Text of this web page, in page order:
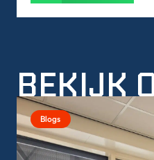
BEKIJK
Blogs